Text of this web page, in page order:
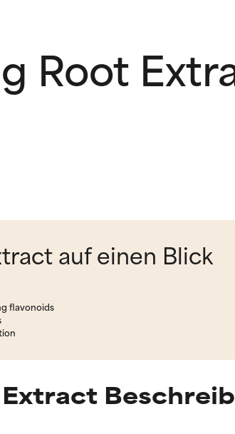
Root
auf einen Blick
flavonoids